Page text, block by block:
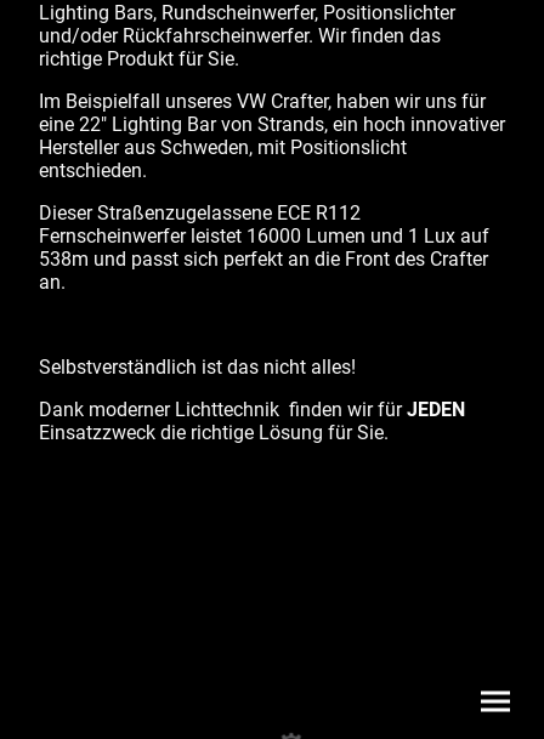
Lighting Bars, Rundscheinwerfer, Positionslichter
und/oder Rückfahrscheinwerfer. Wir finden das
richtige Produkt für Sie.
Im Beispielfall unseres VW Crafter, haben wir uns für
eine 22" Lighting Bar von Strands, ein hoch innovativer
Hersteller aus Schweden, mit Positionslicht
entschieden.
Dieser Straßenzugelassene ECE R112
Fernscheinwerfer leistet 16000 Lumen und 1 Lux auf
538m und passt sich perfekt an die Front des Crafter
an.
Selbstverständlich ist das nicht alles!
Dank moderner Lichttechnik finden wir fürJEDEN
Einsatzzweck die richtige Lösung für Sie.